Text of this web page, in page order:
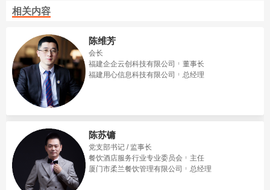
相关内容
陈维芳
会长
福建企企云创科技有限公司
董事长
福建用心信息科技有限公司
总经理
陈苏镛
党支部书记 / 监事长
餐饮酒店服务行业专业委员会
主任
厦门市柔兰餐饮管理有限公司
总经理